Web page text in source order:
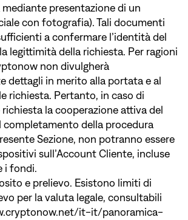
presentazione di un
con fotografia). Tali documenti
a confermare l’identità del
legittimità della richiesta. Per ragioni
non divulgherà
dettagli in merito alla portata e al
richiesta. Pertanto, in caso di
richiesta la cooperazione attiva del
completamento della procedura
Sezione, non potranno essere
sull’Account Cliente, incluse
i fondi.
e prelievo. Esistono limiti di
per la valuta legale, consultabili
it-it/panoramica-